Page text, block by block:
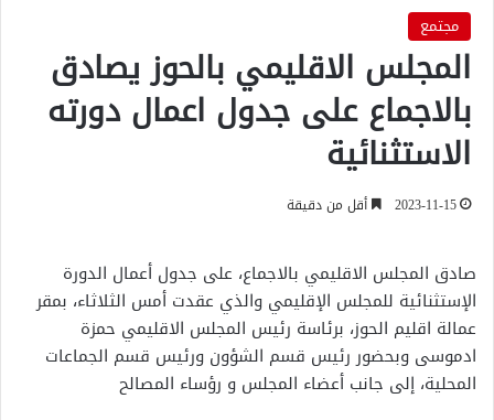
مجتمع
المجلس الاقليمي بالحوز يصادق
بالاجماع على جدول اعمال دورته
الاستثنائية
2023-11-15 أقل من دقيقة
صادق المجلس الاقليمي بالاجماع، على جدول أعمال الدورة
الإستثنائية للمجلس الإقليمي والذي عقدت أمس الثلاثاء، بمقر
عمالة اقليم الحوز، برئاسة رئيس المجلس الاقليمي حمزة
ادموسى وبحضور رئيس قسم الشؤون ورئيس قسم الجماعات
المحلية، إلى جانب أعضاء المجلس و رؤساء المصالح